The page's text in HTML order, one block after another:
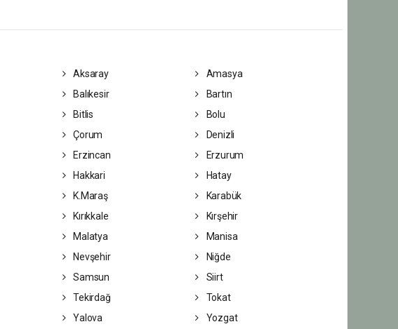
Aksaray
Amasya
Balıkesir
Bartın
Bitlis
Bolu
Çorum
Denizli
Erzincan
Erzurum
Hakkari
Hatay
K.Maraş
Karabük
Kırıkkale
Kırşehir
Malatya
Manisa
Nevşehir
Niğde
Samsun
Siirt
Tekirdağ
Tokat
Yalova
Yozgat